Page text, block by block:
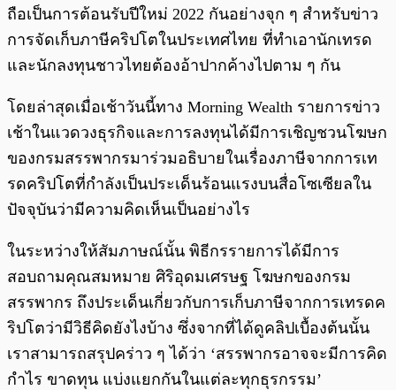
พร้อมเล่น 0:00 /0:00
ถือเป็นการต้อนรับปีใหม่ 2022 กันอย่างจุก ๆ สำหรับข่าว
การจัดเก็บภาษีคริปโตในประเทศไทย ที่ทำเอานักเทรด
และนักลงทุนชาวไทยต้องอ้าปากค้างไปตาม ๆ กัน
โดยล่าสุดเมื่อเช้าวันนี้ทาง Morning Wealth รายการข่าว
เช้าในแวดวงธุรกิจและการลงทุนได้มีการเชิญชวนโฆษก
ของกรมสรรพากรมาร่วมอธิบายในเรื่องภาษีจากการเท
รดคริปโตที่กำลังเป็นประเด็นร้อนแรงบนสื่อโซเซียลใน
ปัจจุบันว่ามีความคิดเห็นเป็นอย่างไร
ในระหว่างให้สัมภาษณ์นั้น พิธีกรรายการได้มีการ
สอบถามคุณสมหมาย ศิริอุดมเศรษฐ โฆษกของกรม
สรรพากร ถึงประเด็นเกี่ยวกับการเก็บภาษีจากการเทรดค
ริปโตว่ามีวิธีคิดยังไงบ้าง ซึ่งจากที่ได้ดูคลิปเบื้องต้นนั้น
เราสามารถสรุปคร่าว ๆ ได้ว่า ‘สรรพากรอาจจะมีการคิด
กำไร ขาดทุน แบ่งแยกกันในแต่ละทุกธุรกรรม’